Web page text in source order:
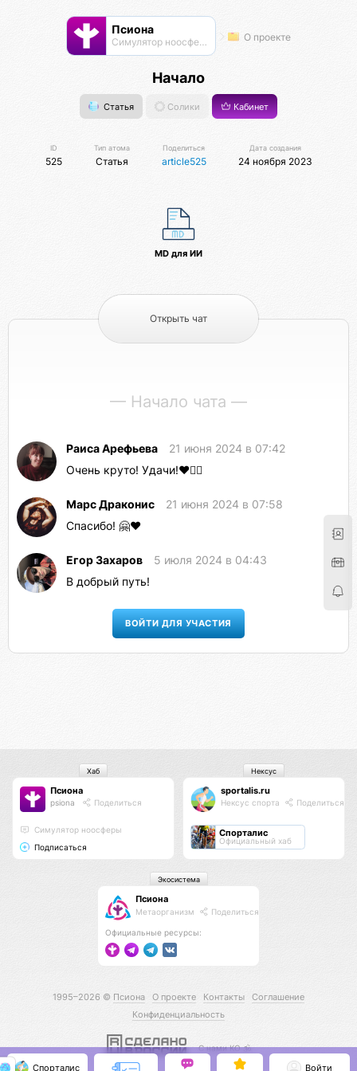
Псиона
Cимулятор ноосферы О проекте
Начало
Статья Солики Кабинет
ID
525
Тип атома
Статья
Поделиться
article525
Дата создания
24 ноября 2023
MD для ИИ
Открыть чат
— Начало чата —
Раиса Арефьева
21 июня 2024 в 07:42
Очень круто! Удачи!♥️👍🏻
Марс Драконис
21 июня 2024 в 07:58
Спасибо! 🤗❤️
Егор Захаров
5 июля 2024 в 04:43
В добрый путь!
ВОЙТИ ДЛЯ УЧАСТИЯ
Псиона
psiona Поделиться
Cимулятор ноосферы
Подписаться
Хаб
sportalis.ru
Нексус спорта Поделиться
Спорталис
Официальный хаб
Нексус
Псиона
Метаорганизм Поделиться
Официальные ресурсы:
Экосистема
1995–2026 © Псиона О проекте Контакты
Соглашение
Конфиденциальность
С нами КО 🕉️
Спорталис Войти